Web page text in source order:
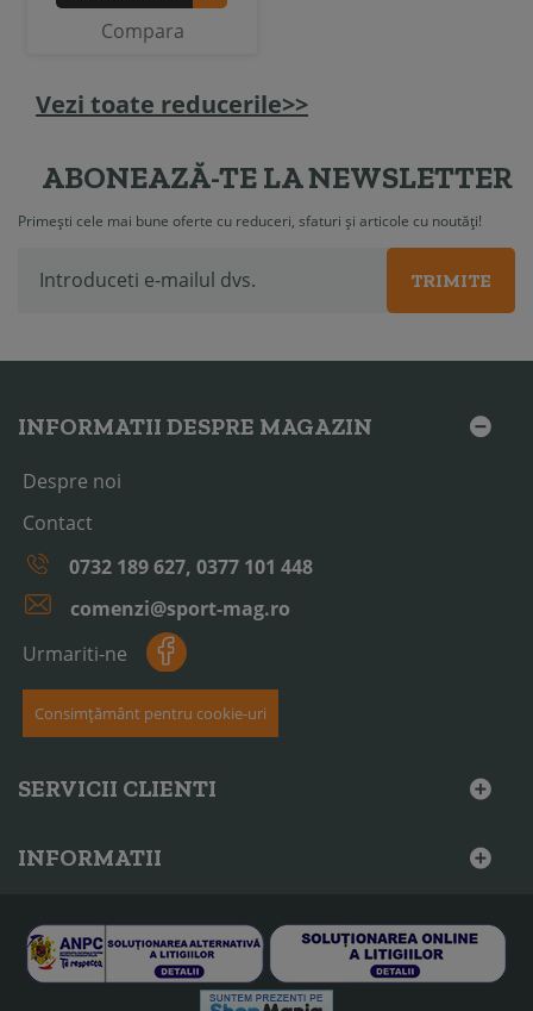
Compara
Vezi toate reducerile>>
ABONEAZĂ-TE LA NEWSLETTER
Primești cele mai bune oferte cu reduceri, sfaturi și articole cu noutăți!
TRIMITE
INFORMATII DESPRE MAGAZIN
Despre noi
Contact
0732 189 627, 0377 101 448
comenzi@sport-mag.ro
Urmariti-ne
Consimțământ pentru cookie-uri
SERVICII CLIENTI
INFORMATII